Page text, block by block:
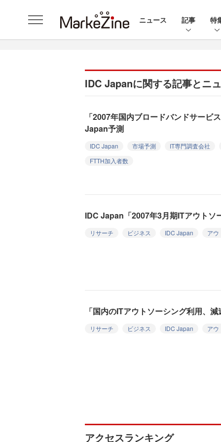
ニュース 記事 特
IDC Japanに関する記事とニ
「2007年国内ブロードバンドサービ
Japan予測
IDC Japan 市場予測
IT専門調査会社
FTTH加入者数
IDC Japan「2007年3月期ITアウトソ
リサーチ ビジネス IDC Japan アウ
「国内のITアウトソーシング利用、
リサーチ ビジネス IDC Japan アウ
アクセスランキング